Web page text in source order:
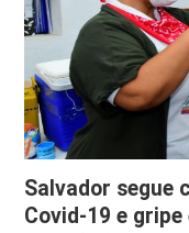
Salvador segue
Covid-19 e